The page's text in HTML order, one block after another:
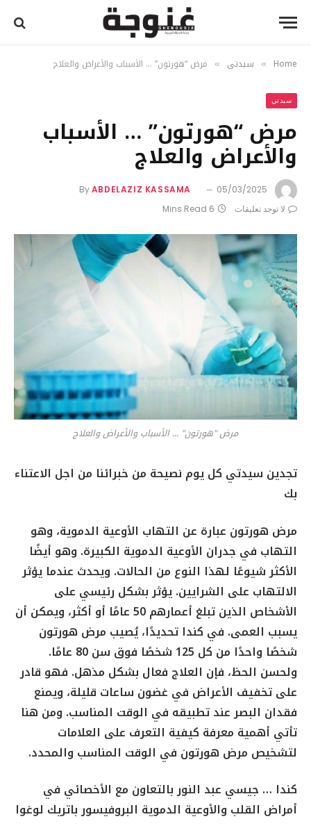
Home
» سيدتي » مرض “هورتون” … الأسباب والأعراض والعلاج
سيدتي
مرض “هورتون” … الأسباب
والأعراض والعلاج
ByABDELAZIZ KASSAMA
05/03/2025
لا توجد تعليقات
6 Mins Read
مرض "هورتون" ... الأسباب والأعراض والعلاج
تجدين سيدتي كل يوم نصيحة من خبرائنا من اجل الاعتناء
بك
مرض هورتون عبارة عن التهاب الأوعية الدموية، وهو
التهاب في جدران الأوعية الدموية الكبيرة. وهو أيضًا
الأكثر شيوعًا لهذا النوع من الحالات. ويحدث عندما يؤثر
الالتهاب على الشرايين. يؤثر بشكل رئيسي على
الأشخاص الذين تبلغ أعمارهم 50 عامًا أو أكثر، ويمكن أن
يسبب العمى. في كندا تحديدًا، يُصيب مرض هورتون
شخصًا واحدًا من كل 12 5
شخصًا فوق سن 80 عامًا.
ولحسن الحظ، فإن العلاج فعال بشكل مذهل. فهو قادر
على تخفيف الأعراض في غضون ساعات قليلة، ويمنع
فقدان البصر عند تطبيقه في الوقت المناسب. ومن هنا
تأتي أهمية معرفة كيفية التعرف على العلامات
لتشخيص مرض هورتون في الوقت المناسب والمحدد.
كندا … جيسي عبد النور بالتعاون مع الأخصائي في
أمراض القلب والأوعية الدموية البروفيسور باتريك لوغوا